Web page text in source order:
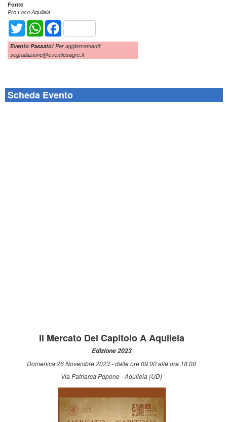
Fonte
Pro Loco Aquileia
Twitter WhatsAppFacebook
Evento Passato! Per aggiornamenti:
segnalazione@eventiesagre.it
Scheda Evento
Il Mercato Del Capitolo A Aquileia
Edizione 2023
Domenica 26 Novembre 2023 - dalle ore 09:00 alle ore 18:00
Via Patriarca Popone - Aquileia (UD)